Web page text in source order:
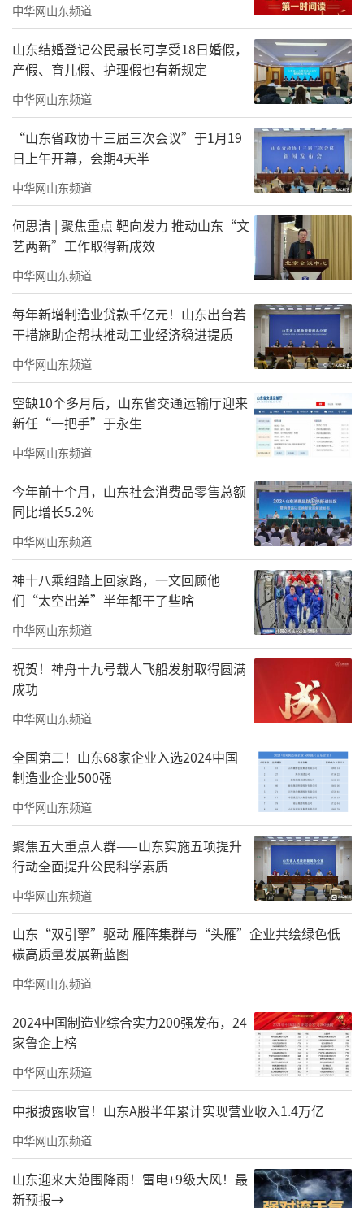
中华网山东频道
山东结婚登记公民最长可享受18日婚假，
产假、育儿假、护理假也有新规定
中华网山东频道
“山东省政协十三届三次会议”于1月19
日上午开幕，会期4天半
中华网山东频道
何思清 | 聚焦重点 靶向发力 推动山东“文
艺两新”工作取得新成效
中华网山东频道
每年新增制造业贷款千亿元！山东出台若
干措施助企帮扶推动工业经济稳进提质
中华网山东频道
空缺10个多月后，山东省交通运输厅迎来
新任“一把手”于永生
中华网山东频道
今年前十个月，山东社会消费品零售总额
同比增长5.2%
中华网山东频道
神十八乘组踏上回家路，一文回顾他
们“太空出差”半年都干了些啥
中华网山东频道
祝贺！神舟十九号载人飞船发射取得圆满
成功
中华网山东频道
全国第二！山东68家企业入选2024中国
制造业企业500强
中华网山东频道
聚焦五大重点人群——山东实施五项提升
行动全面提升公民科学素质
中华网山东频道
山东“双引擎”驱动 雁阵集群与“头雁”企业共绘绿色低
碳高质量发展新蓝图
中华网山东频道
2024中国制造业综合实力200强发布，24
家鲁企上榜
中华网山东频道
中报披露收官！山东A股半年累计实现营业收入1.4万亿
中华网山东频道
山东迎来大范围降雨！雷电+9级大风！最
新预报→